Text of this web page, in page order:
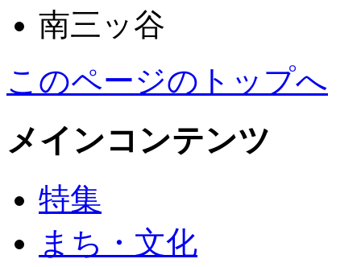
南三ッ谷
このページのトップへ
メインコンテンツ
特集
まち・文化